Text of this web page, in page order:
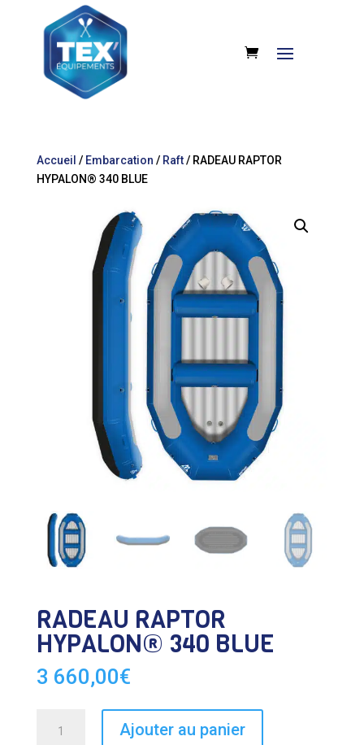
Accueil / Embarcation / Raft/ RADEAU RAPTOR
HYPALON® 340 BLUE
RADEAU RAPTOR
HYPALON® 340 BLUE
3 660,00€
Ajouter au panier